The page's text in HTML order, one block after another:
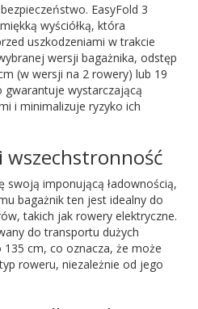
EasyFold 3
wyściółką, która
uszkodzeniami w trakcie
wersji bagażnika, odstęp
(w wersji na 2 rowery) lub 19
wystarczającą
i minimalizuje ryzyko ich
wszechstronność
swoją imponującą ładownością,
bagażnik ten jest idealny do
takich jak rowery elektryczne.
do transportu dużych
cm, co oznacza, że może
roweru, niezależnie od jego